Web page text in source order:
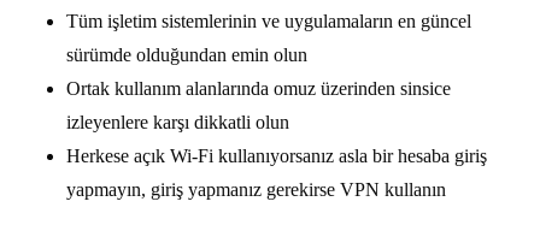
Tüm işletim sistemlerinin ve uygulamaların en güncel
sürümde olduğundan emin olun
Ortak kullanım alanlarında omuz üzerinden sinsice
izleyenlere karşı dikkatli olun
Herkese açık Wi-Fi kullanıyorsanız asla bir hesaba giriş
yapmayın, giriş yapmanız gerekirse VPN kullanın